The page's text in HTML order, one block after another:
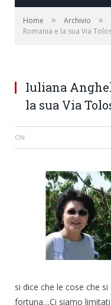
Home » Archivio »
Romania e la sua Via
Iuliana
la sua Via
ON
si dice che le cose che
fortuna…Ci siamo